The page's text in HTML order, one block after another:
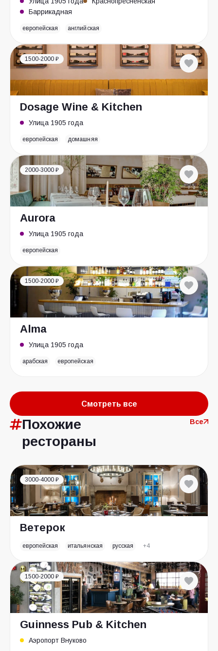
Баррикадная
европейская английская
1500-2000 ₽
Dosage Wine & Kitchen
Улица 1905 года
европейская домашняя
2000-3000 ₽
Aurora
Улица 1905 года
европейская
1500-2000 ₽
Alma
Улица 1905 года
арабская европейская
Смотреть все
Похожие
рестораны
Все
3000-4000 ₽
Ветерок
европейская итальянская русская +4
1500-2000 ₽
Guinness Pub & Kitchen
Аэропорт Внуково